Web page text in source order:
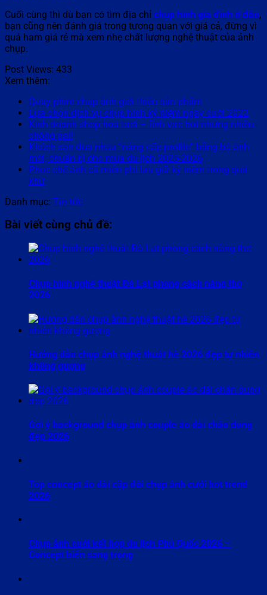
Cuối cùng thì dù bạn có tìm địa chỉ chụp hình gia đình ở đâu,
bạn cũng nên đánh giá trong tương quan với giá cả, đừng vì
quá ham giá rẻ mà xem nhẹ chất lượng nghệ thuật của ảnh
chụp.
Post Views: 433
Xem thêm:
Quay phim chụp ảnh giới thiệu sản phẩm
Lựa chọn dịch vụ chụp hình kỷ niệm ngày cưới 2022
Kinh doanh shop hoa tươi – lĩnh vực hot nhưng nhiều
chông gai!
Khách sạn đua nhau “nâng cấp profile” bằng bộ ảnh
mới, chuẩn bị cho mùa du lịch 2025-2026
Phục chế ảnh cũ miễn phí lưu giữ kỷ niệm trong quá
khứ
Danh mục: Tin tức
Bài viết cùng chủ đề:
Chụp hình nghệ thuật Đà Lạt phong cách nàng thơ
2026
Hướng dẫn chụp ảnh nghệ thuật hè 2026 đẹp tự nhiên
không gượng
Gợi ý background chụp ảnh couple áo dài chân dung
đẹp 2026
Top concept áo dài cặp đôi chụp ảnh cưới hot trend
2026
Chụp ảnh cưới kết hợp du lịch Phú Quốc 2026 –
Concept biển sang trọng